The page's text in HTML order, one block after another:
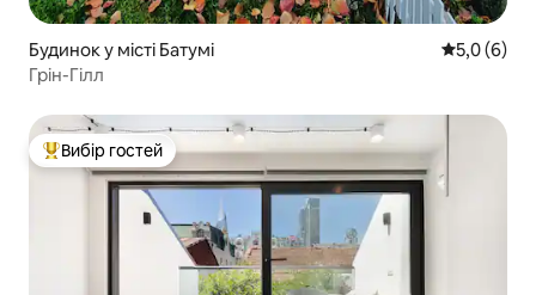
Будинок у місті Батумі Середня
5,0 (6)
Грін-Гілл
Топ вибір гостей
Вибір гостей